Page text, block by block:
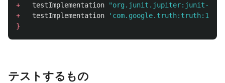
+
testImplementation
"org.junit.jupiter:junit-
+
testImplementation
'com.google.truth:truth:1.0'
}
テストするもの